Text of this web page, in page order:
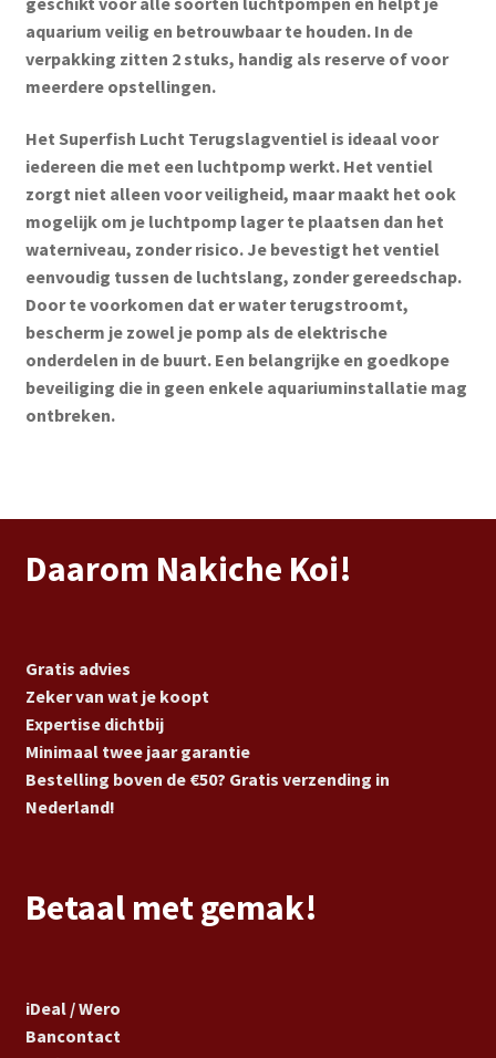
aquarium veilig en betrouwbaar te houden. In de
verpakking zitten 2 stuks, handig als reserve of voor
meerdere opstellingen.
Het Superfish Lucht Terugslagventiel is ideaal voor
iedereen die met een luchtpomp werkt. Het ventiel
zorgt niet alleen voor veiligheid, maar maakt het ook
mogelijk om je luchtpomp lager te plaatsen dan het
waterniveau, zonder risico. Je bevestigt het ventiel
eenvoudig tussen de luchtslang, zonder gereedschap.
Door te voorkomen dat er water terugstroomt,
bescherm je zowel je pomp als de elektrische
onderdelen in de buurt. Een belangrijke en goedkope
beveiliging die in geen enkele aquariuminstallatie mag
ontbreken.
Daarom Nakiche Koi!
Gratis advies
Zeker van wat je koopt
Expertise dichtbij
Minimaal twee jaar garantie
Bestelling boven de €50? Gratis verzending in
Nederland!
Betaal met gemak!
iDeal / Wero
Bancontact